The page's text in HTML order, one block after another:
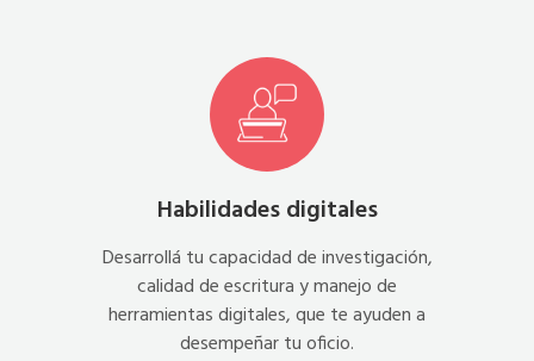
Habilidades digitales
Desarrollá tu capacidad de investigación,
calidad de escritura y manejo de
herramientas digitales, que te ayuden a
desempeñar tu oficio.